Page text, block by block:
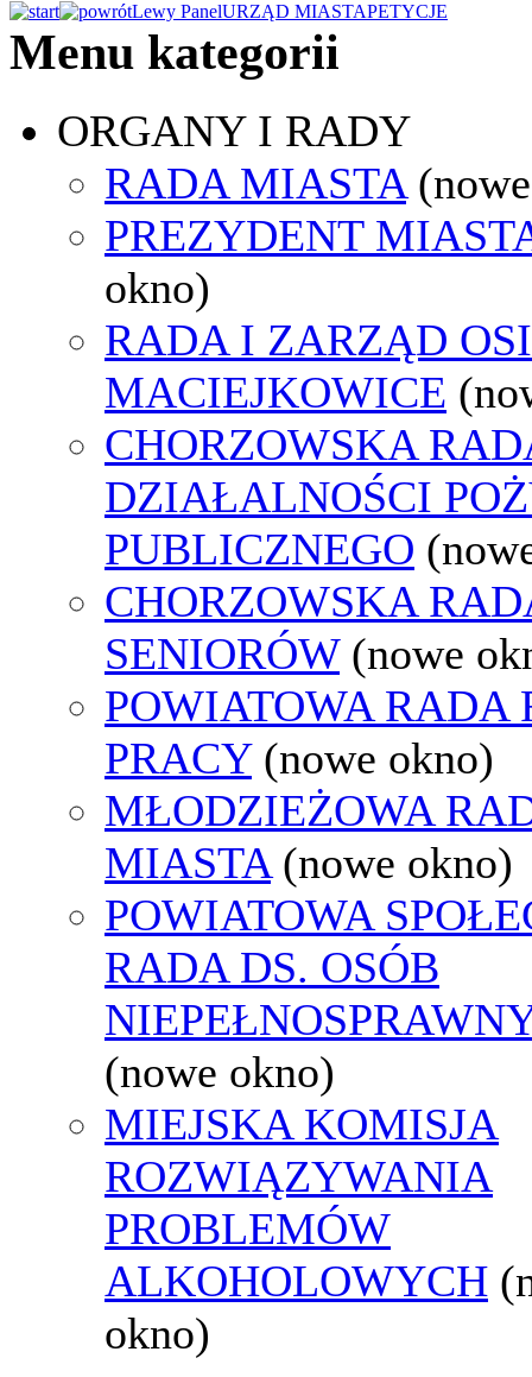
Lewy PanelURZĄD MIASTAPETYCJE
Menu kategorii
ORGANY I RADY
RADA MIASTA
PREZYDENT
okno)
RADA I ZARZĄD
MACIEJKOWICE
CHORZOWSKA
DZIAŁALNOŚCI
PUBLICZNEGO
CHORZOWSKA
SENIORÓW (nowe
POWIATOWA RADA
PRACY (nowe okno)
MŁODZIEŻOWA
MIASTA (nowe okno)
POWIATOWA
RADA DS. OSÓB
(nowe okno)
MIEJSKA KOMISJA
ROZWIĄZYWANIA
PROBLEMÓW
ALKOHOLOWYCH
okno)